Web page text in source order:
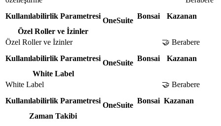
Kullanılabilirlik Parametresi
OneSuite
Bonsai
Kazanan
Özel Roller ve İzinler
Özel Roller ve İzinler
🤝 Berabere
Kullanılabilirlik Parametresi
OneSuite
Bonsai
Kazanan
White Label
White Label
🤝 Berabere
Kullanılabilirlik Parametresi
OneSuite
Bonsai Kazanan
Zaman Takibi